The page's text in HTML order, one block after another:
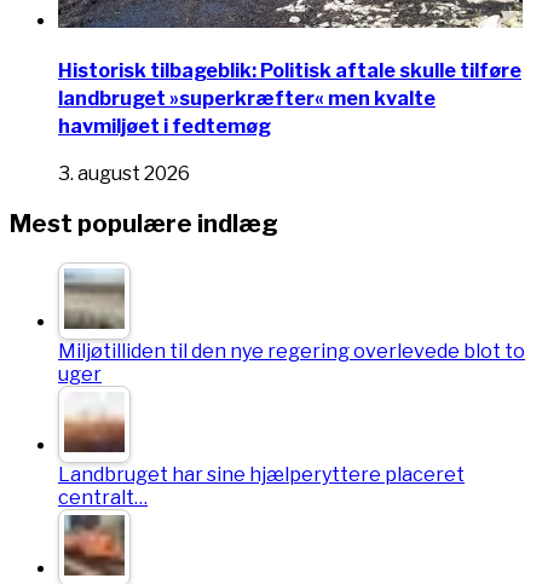
Historisk tilbageblik: Politisk aftale skulle tilføre
landbruget »superkræfter« men kvalte
havmiljøet i fedtemøg
3. august 2026
Mest populære indlæg
Miljøtilliden til den nye regering overlevede blot to
uger
Landbruget har sine hjælperyttere placeret
centralt…